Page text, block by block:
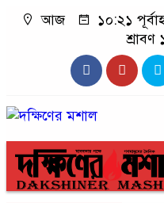
আজ
১০:২১
শ্রাবণ